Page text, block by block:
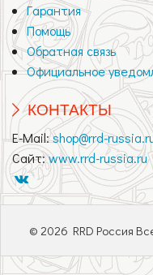
Гарантия
Помощь
Обратная связь
Официальное
КОНТАКТЫ
E-Mail:shop@rrd-
Сайт:www.rrd-russia.ru
© 2026 RRD Россия